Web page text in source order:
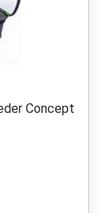
Concept